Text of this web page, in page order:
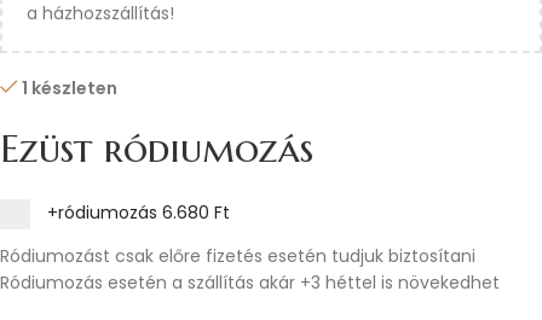
a házhozszállítás!
1 készleten
Ezüst ródiumozás
+ródiumozás 6.680 Ft
Ródiumozást csak előre fizetés esetén tudjuk biztosítani
Ródiumozás esetén a szállítás akár +3 héttel is növekedhet